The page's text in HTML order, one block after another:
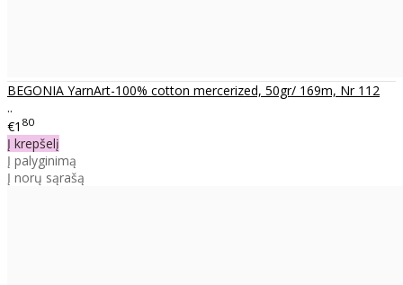
BEGONIA YarnArt-100% cotton mercerized, 50gr/ 169m, Nr 112
..
€1 80
Į krepšelį
Į palyginimą
Į norų sąrašą